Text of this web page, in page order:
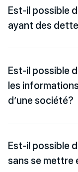
Est-il possible
ayant des
Est-il possible
les
d’une société?
Est-il possible
sans se mettre